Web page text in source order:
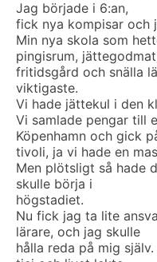
Jag började i 6:an,
fick nya kompisar och
Min nya skola som
pingisrum,
fritidsgård och snälla
viktigaste.
Vi hade jättekul i den
Vi samlade pengar till
Köpenhamn och gick
tivoli, ja vi hade en
Men plötsligt så hade
skulle börja i
högstadiet.
Nu fick jag ta lite
lärare, och jag skulle
hålla reda på mig